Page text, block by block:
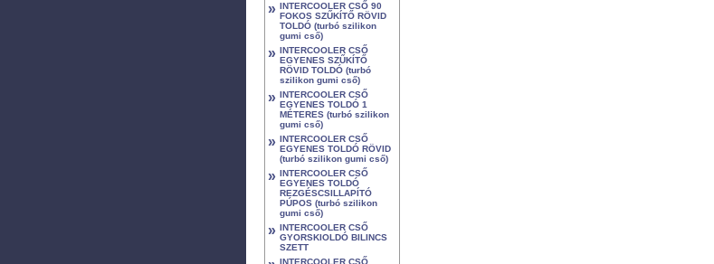
» INTERCOOLER CSŐ 90
FOKOS SZŰKÍTŐ RÖVID
TOLDÓ (turbó szilikon
gumi cső)
» INTERCOOLER CSŐ
EGYENES SZŰKÍTŐ
RÖVID TOLDÓ (turbó
szilikon gumi cső)
» INTERCOOLER CSŐ
EGYENES TOLDÓ 1
MÉTERES (turbó szilikon
gumi cső)
» INTERCOOLER CSŐ
EGYENES TOLDÓ RÖVID
(turbó szilikon gumi cső)
» INTERCOOLER CSŐ
EGYENES TOLDÓ
REZGÉSCSILLAPÍTÓ
PÚPOS (turbó szilikon
gumi cső)
» INTERCOOLER CSŐ
GYORSKIOLDÓ BILINCS
SZETT
INTERCOOLER CSŐ